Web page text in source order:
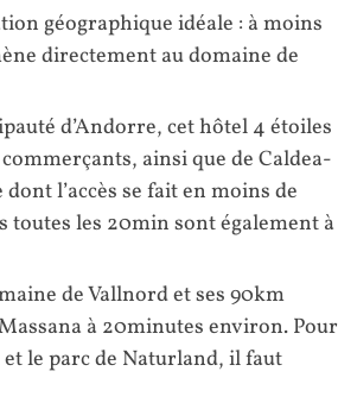
géographique idéale : à moins
directement au domaine de
d’Andorre, cet hôtel 4 étoiles
ainsi que de Caldea-
l’accès se fait en moins de
toutes les 20min sont également à
de Vallnord et ses 90km
à 20minutes environ. Pour
le parc de Naturland, il faut